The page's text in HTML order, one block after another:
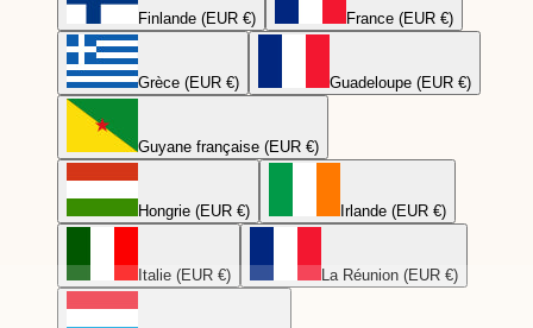
Finlande (EUR €) France (EUR €)
Grèce (EUR €) Guadeloupe (EUR €)
Guyane française (EUR €)
Hongrie (EUR €) Irlande (EUR €)
Italie (EUR €) La Réunion (EUR €)